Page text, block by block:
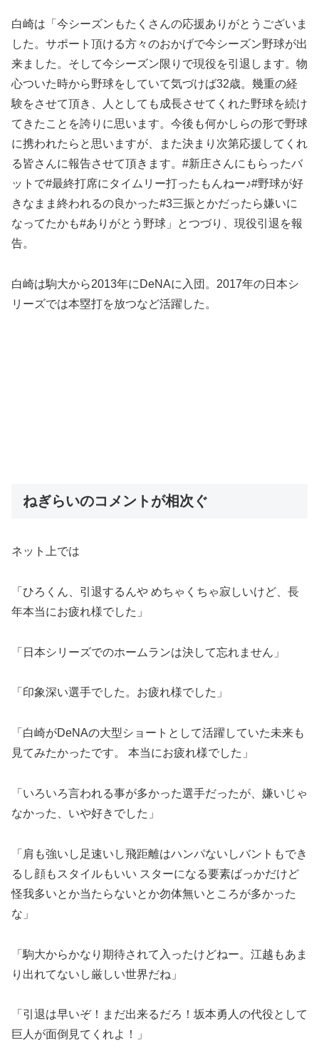
白崎は「今シーズンもたくさんの応援ありがとうございま
した。サポート頂ける方々のおかげで今シーズン野球が出
来ました。そして今シーズン限りで現役を引退します。物
心ついた時から野球をしていて気づけば32歳。幾重の経
験をさせて頂き、人としても成長させてくれた野球を続け
てきたことを誇りに思います。今後も何かしらの形で野球
に携われたらと思いますが、また決まり次第応援してくれ
る皆さんに報告させて頂きます。#新庄さんにもらったバ
ットで#最終打席にタイムリー打ったもんねー♪#野球が好
きなまま終われるの良かった#3三振とかだったら嫌いに
なってたかも#ありがとう野球」とつづり、現役引退を報
告。
白崎は駒大から2013年にDeNAに入団。2017年の日本シ
リーズでは本塁打を放つなど活躍した。
ねぎらいのコメントが相次ぐ
ネット上では
「ひろくん、引退するんや めちゃくちゃ寂しいけど、長
年本当にお疲れ様でした」
「日本シリーズでのホームランは決して忘れません」
「印象深い選手でした。お疲れ様でした」
「白崎がDeNAの大型ショートとして活躍していた未来も
見てみたかったです。 本当にお疲れ様でした」
「いろいろ言われる事が多かった選手だったが、嫌いじゃ
なかった、いや好きでした」
「肩も強いし足速いし飛距離はハンパないしバントもでき
るし顔もスタイルもいい スターになる要素ばっかだけど
怪我多いとか当たらないとか勿体無いところが多かった
な」
「駒大からかなり期待されて入ったけどねー。江越もあま
り出れてないし厳しい世界だね」
「引退は早いぞ！まだ出来るだろ！坂本勇人の代役として
巨人が面倒見てくれよ！」